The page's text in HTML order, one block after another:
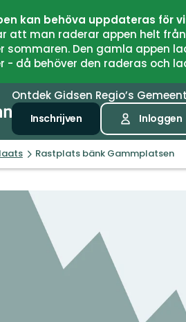
kan behöva uppdateras för
att man raderar appen helt
sommaren. Den gamla
- då behöver den raderas och
Ontdek Gidsen Regio’s
Inschrijven Inloggen
Rastplats bänk Gammplatsen